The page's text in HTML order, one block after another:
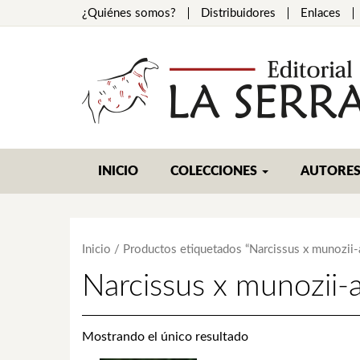
¿Quiénes somos? Distribuidores Enlaces
INICIO COLECCIONES AUTORES
Inicio / Productos etiquetados “Narcissus x munozii-
Narcissus x munozii-
Mostrando el único resultado